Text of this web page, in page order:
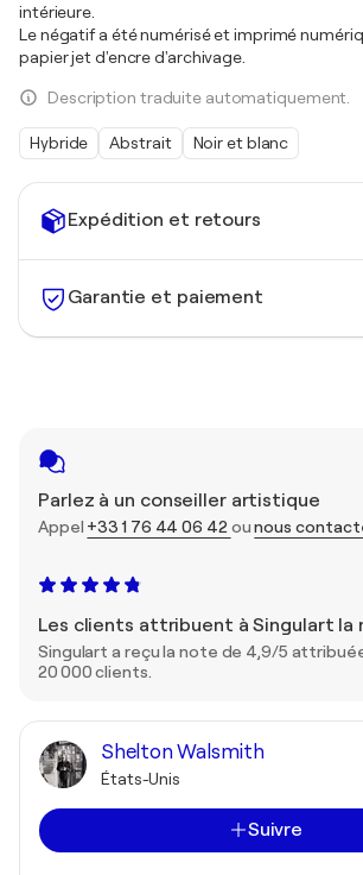
Expédition et retours
Garantie et paiement
Parlez à un conseiller artistique
Appel +33 1 76 44 06 42 ounous
Les clients attribuent à Singulart la
Singulart a reçu la note de 4,9/5
20 000 clients.
Shelton Walsmith
États-Unis
Suivre
intérieure.
Le négatif a été numérisé et imprimé
papier jet d'encre d'archivage.
Description traduite automatiquement.
Hybride Abstrait Noir et blanc